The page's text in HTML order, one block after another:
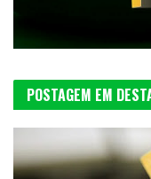
POSTAGEM EM